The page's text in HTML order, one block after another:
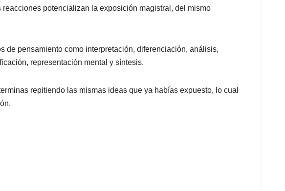
reacciones potencializan la exposición magistral, del mismo
de pensamiento como interpretación, diferenciación, análisis,
representación mental y síntesis.
repitiendo las mismas ideas que ya habías expuesto, lo cual